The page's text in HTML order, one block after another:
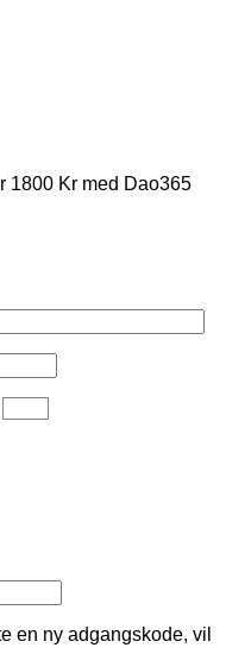
1800 Kr med Dao365
en ny adgangskode, vil